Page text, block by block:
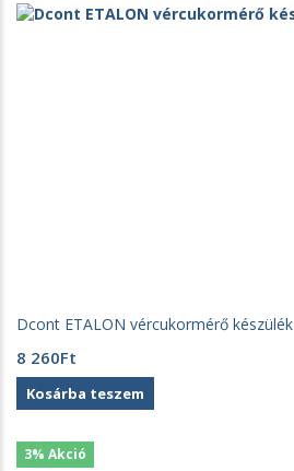
Dcont ETALON vércukormérő készülék
8 260Ft
Kosárba teszem
3% Akció